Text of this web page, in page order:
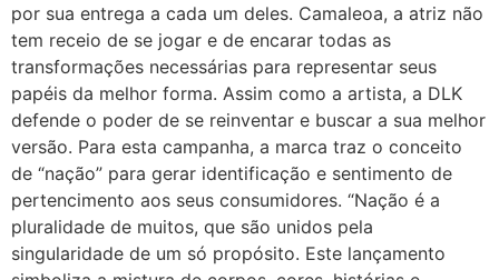
por sua entrega a cada um deles. Camaleoa, a atriz não
tem receio de se jogar e de encarar todas as
transformações necessárias para representar seus
papéis da melhor forma. Assim como a artista, a DLK
defende o poder de se reinventar e buscar a sua melhor
versão. Para esta campanha, a marca traz o conceito
de “nação” para gerar identificação e sentimento de
pertencimento aos seus consumidores. “Nação é a
pluralidade de muitos, que são unidos pela
singularidade de um só propósito. Este lançamento